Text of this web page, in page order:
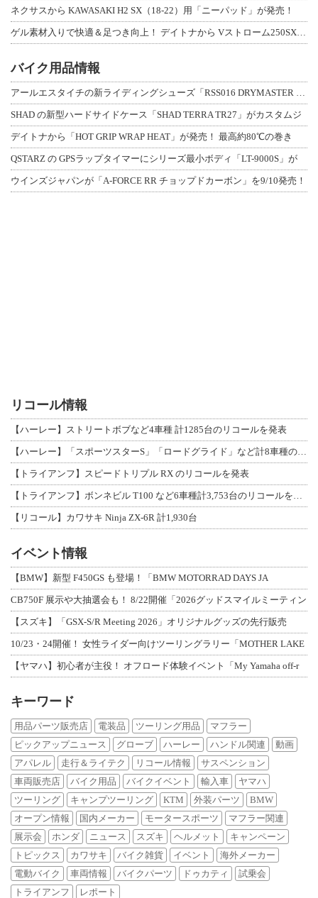
ネクサスから KAWASAKI H2 SX（18-22）用「ニーパッド」が発売！
ゲル素材入りで快適＆足つき向上！ デイトナから Vストローム250SX用「快適ロ
バイク用品情報
アールエスタイチの新ライディングシューズ「RSS016 DRYMASTER スト
SHAD の新型ハードサイドケース「SHAD TERRA TR27」がカスタムジ
デイトナから「HOT GRIP WRAP HEAT」が発売！ 最高約80℃の巻き
QSTARZ の GPSラップタイマーにシリーズ最小ボディ「LT-9000S」が
ウインズジャパンが「A-FORCE RR チョップドカーボン」を9/10発売！
リコール情報
【ハーレー】ストリートボブなど4車種 計1285台のリコールを発表
【ハーレー】「スポーツスターS」「ロードグライド」など計8車種のリコールを発表
【トライアンフ】スピードトリプル RX のリコールを発表
【トライアンフ】ボンネビル T100 など6車種計3,753台のリコールを発表
【リコール】カワサキ Ninja ZX-6R 計1,930台
イベント情報
【BMW】新型 F450GS も登場！「BMW MOTORRAD DAYS JA
CB750F 展示や大抽選会も！ 8/22開催「2026グッドスマイルミーティン
【スズキ】「GSX-S/R Meeting 2026」オリジナルグッズの先行販売
10/23・24開催！ 女性ライダー向けツーリングラリー「MOTHER LAKE
【ヤマハ】初心者が主役！ オフロード体験イベント「My Yamaha off-r
キーワード
用品パーツ販売店 電装品 ツーリング用品
マフラー
ピックアップニュース
グローブ ハーレー ハンドル関連
動画
アパレル
走行＆ライテク リコール情報
サスペンション
車両販売店
バイク用品 バイクイベント 輸入車
ヤマハ
ツーリング
キャンプツーリング KTM 外装パーツ
BMW
オープン情報
国内メーカー モータースポーツ
マフラー関連
展示会
ホンダ ニュース スズキ ヘルメット
キャンペーン
トピックス
カワサキ バイク雑貨 イベント
海外メーカー
電動バイク
車両情報 バイクパーツ ドゥカティ
試乗会
トライアンフ
レポート